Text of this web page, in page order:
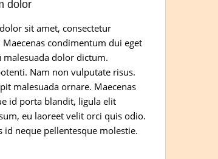
dolor
sit amet, consectetur
condimentum dui eget
malesuada dolor dictum.
Nam non vulputate risus.
malesuada ornare. Maecenas
id porta blandit, ligula elit
eu laoreet velit orci quis odio.
id neque pellentesque molestie.